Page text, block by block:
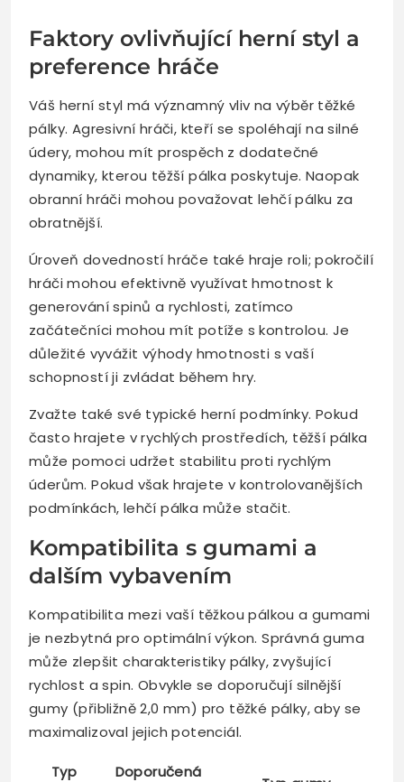
Faktory ovlivňující herní styl a
preference hráče
Váš herní styl má významný vliv na výběr těžké
pálky. Agresivní hráči, kteří se spoléhají na silné
údery, mohou mít prospěch z dodatečné
dynamiky, kterou těžší pálka poskytuje. Naopak
obranní hráči mohou považovat lehčí pálku za
obratnější.
Úroveň dovedností hráče také hraje roli; pokročilí
hráči mohou efektivně využívat hmotnost k
generování spinů a rychlosti, zatímco
začátečníci mohou mít potíže s kontrolou. Je
důležité vyvážit výhody hmotnosti s vaší
schopností ji zvládat během hry.
Zvažte také své typické herní podmínky. Pokud
často hrajete v rychlých prostředích, těžší pálka
může pomoci udržet stabilitu proti rychlým
úderům. Pokud však hrajete v kontrolovanějších
podmínkách, lehčí pálka může stačit.
Kompatibilita s gumami a
dalším vybavením
Kompatibilita mezi vaší těžkou pálkou a gumami
je nezbytná pro optimální výkon. Správná guma
může zlepšit charakteristiky pálky, zvyšující
rychlost a spin. Obvykle se doporučují silnější
gumy (přibližně 2,0 mm) pro těžké pálky, aby se
maximalizoval jejich potenciál.
Typ
Doporučená